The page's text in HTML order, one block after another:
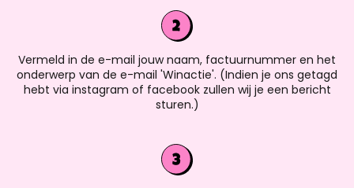
Vermeld in de e-mail jouw naam, factuurnummer en het
onderwerp van de e-mail 'Winactie'. (Indien je ons getagd
hebt via instagram of facebook zullen wij je een bericht
sturen.)